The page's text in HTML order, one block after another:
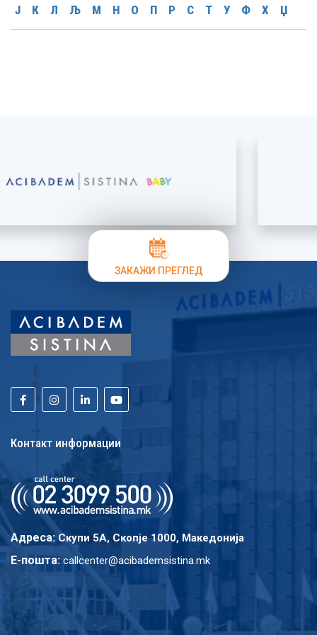
Ј
К Л Љ М Н О П Р С Т У Ф Х Џ
ЗАКАЖИ ПРЕГЛЕД
Контакт информации
Адреса: Скупи 5A, Скопје 1000, Македонија
E-пошта: callcenter@acibademsistina.mk